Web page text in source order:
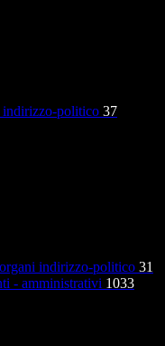
indirizzo-politico 37
indirizzo-politico 31
- amministrativi 1033